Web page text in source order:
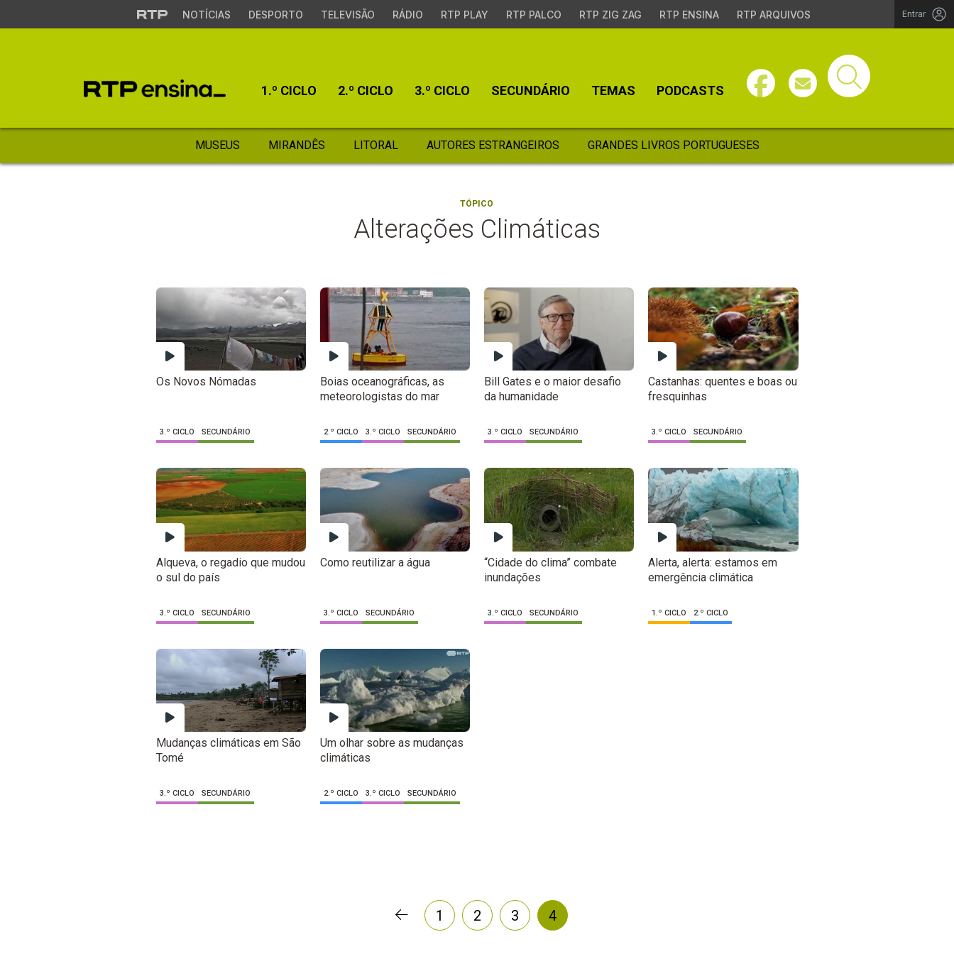
NOTÍCIAS DESPORTO TELEVISÃO RÁDIO RTP PLAY RTP PALCO RTP ZIG ZAG RTP ENSINA RTP ARQUIVOS Entrar
1.º CICLO 2.º CICLO 3.º CICLO SECUNDÁRIO TEMAS PODCASTS
MUSEUS MIRANDÊS LITORAL AUTORES ESTRANGEIROS GRANDES LIVROS PORTUGUESES
TÓPICO
Alterações Climáticas
Os Novos Nómadas
3.º CICLO SECUNDÁRIO
Boias oceanográficas, as
meteorologistas do mar
2.º CICLO 3.º CICLO SECUNDÁRIO
Bill Gates e o maior desafio
da humanidade
3.º CICLO SECUNDÁRIO
Castanhas: quentes e boas ou
fresquinhas
3.º CICLO SECUNDÁRIO
Alqueva, o regadio que mudou
o sul do país
3.º CICLO SECUNDÁRIO
Como reutilizar a água
3.º CICLO SECUNDÁRIO
“Cidade do clima” combate
inundações
3.º CICLO SECUNDÁRIO
Alerta, alerta: estamos em
emergência climática
1.º CICLO 2.º CICLO
Mudanças climáticas em São
Tomé
3.º CICLO SECUNDÁRIO
Um olhar sobre as mudanças
climáticas
2.º CICLO 3.º CICLO SECUNDÁRIO
1 2 3 4